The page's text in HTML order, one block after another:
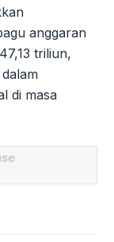
anggaran
triliun,
di masa